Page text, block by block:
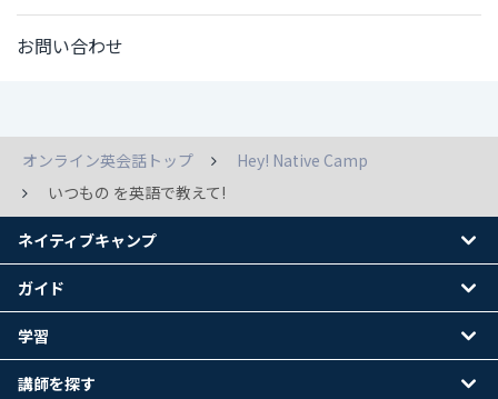
お問い合わせ
オンライン英会話トップ
Hey! Native Camp
いつもの を英語で教えて!
ネイティブキャンプ
ガイド
学習
講師を探す